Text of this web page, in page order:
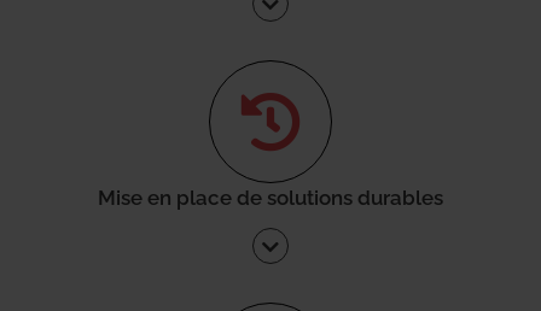
Mise en place de solutions durables